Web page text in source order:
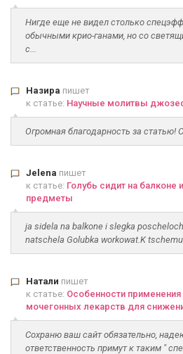
Нигде еще не видел столько
обычными крио-ганами, но со
с...
Назира пишет
к статье: Научные молитвы
Огромная благодарность за
Jelena пишет
к статье: Голубь сидит на балконе
предметы
ja sidela na balkone i slegka
natschela Golubka workowat.K
Натали пишет
к статье: Особенности
мочегонных лекарств для
Сохраню ваш сайт обязательно,
ответственность примут к таким "